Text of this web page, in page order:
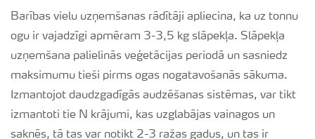
Barības vielu uzņemšanas rādītāji apliecina, ka uz tonnu
ogu ir vajadzīgi apmēram 3-3,5 kg slāpekļa. Slāpekļa
uzņemšana palielinās veģetācijas periodā un sasniedz
maksimumu tieši pirms ogas nogatavošanās sākuma.
Izmantojot daudzgadīgās audzēšanas sistēmas, var tikt
izmantoti tie N krājumi, kas uzglabājas vainagos un
saknēs, tā tas var notikt 2-3 ražas gadus, un tas ir